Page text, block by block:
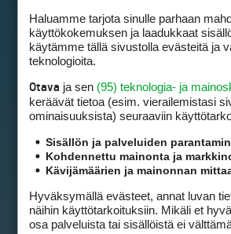
Haluamme tarjota sinulle parhaan
käyttökokemuksen ja laadukkaat
käytämme tällä sivustolla evästeitä ja
teknologioita.
Otava ja sen (95) teknologia- ja
keräävät tietoa (esim. vierailemis­tasi
ominaisuuk­sista) seuraaviin
Sisällön ja palveluiden
Kohdennettu mainonta ja
Kävijämäärien ja mainonnan
Hyväksymällä evästeet, annat luvan
näihin käyttötarkoituksiin. Mikäli et
osa palveluista tai sisällöistä ei